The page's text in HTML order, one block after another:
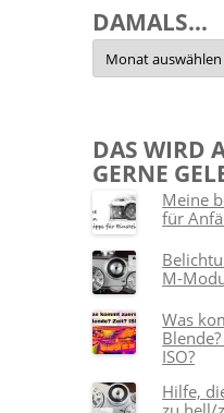
DAMALS…
Damals…
DAS WIRD
GERNE
Meine
für
M-
Was
ISO?
Hilfe,